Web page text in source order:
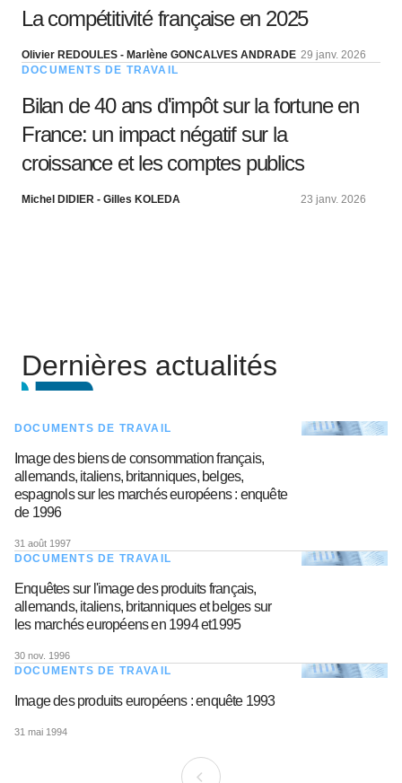
La compétitivité française en 2025
Olivier REDOULES - Marlène GONCALVES ANDRADE 29 janv. 2026
DOCUMENTS DE TRAVAIL
Bilan de 40 ans d'impôt sur la fortune en
France: un impact négatif sur la
croissance et les comptes publics
Michel DIDIER - Gilles KOLEDA 23 janv. 2026
Dernières actualités
DOCUMENTS DE TRAVAIL
Image des biens de consommation français,
allemands, italiens, britanniques, belges,
espagnols sur les marchés européens : enquête
de 1996
31 août 1997
DOCUMENTS DE TRAVAIL
Enquêtes sur l'image des produits français,
allemands, italiens, britanniques et belges sur
les marchés européens en 1994 et1995
30 nov. 1996
DOCUMENTS DE TRAVAIL
Image des produits européens : enquête 1993
31 mai 1994